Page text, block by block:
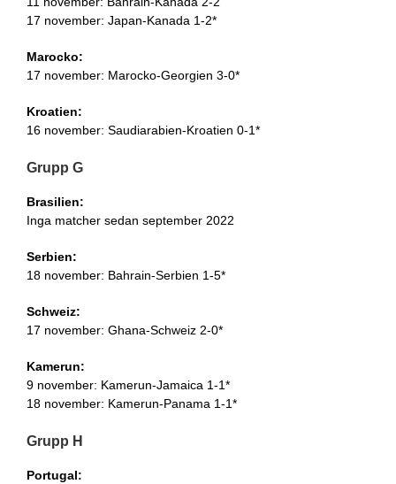
17 november: Japan-Kanada 1-2*
Marocko:
17 november: Marocko-Georgien 3-0*
Kroatien:
16 november: Saudiarabien-Kroatien 0-1*
Grupp G
Brasilien:
Inga matcher sedan september 2022
Serbien:
18 november: Bahrain-Serbien 1-5*
Schweiz:
17 november: Ghana-Schweiz 2-0*
Kamerun:
9 november: Kamerun-Jamaica 1-1*
18 november: Kamerun-Panama 1-1*
Grupp H
Portugal: